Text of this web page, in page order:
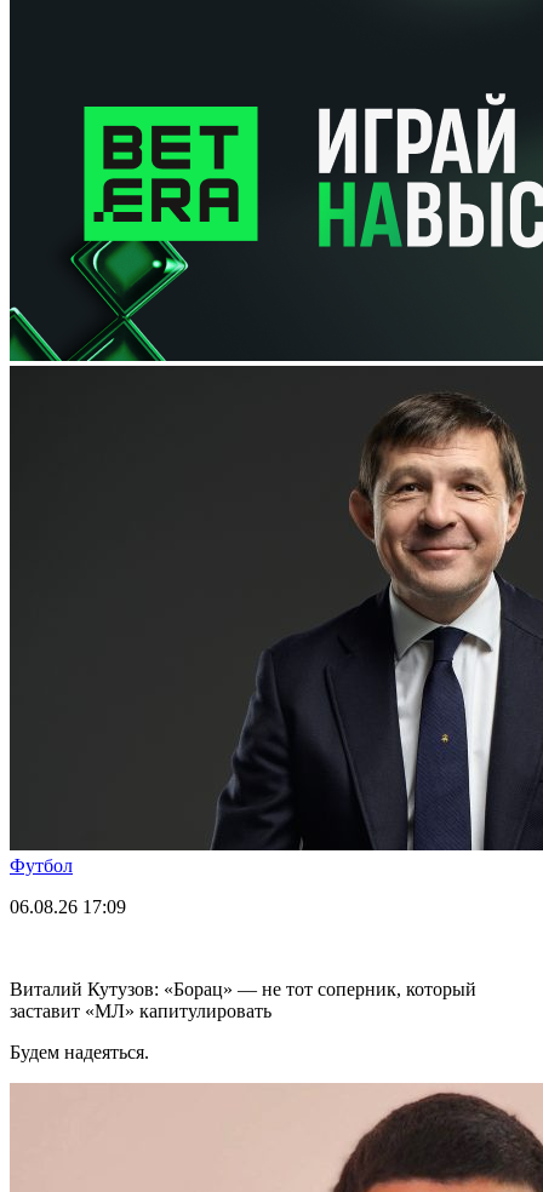
Футбол
06.08.26 17:09
Виталий Кутузов: «Борац» — не тот соперник, который
заставит «МЛ» капитулировать
Будем надеяться.